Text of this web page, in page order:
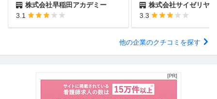
株式会社早稲田アカデミー
3.1
株式会社サイゼリヤ
3.3
他の企業のクチコミを探す